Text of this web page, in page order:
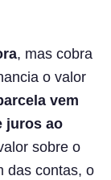
, mas cobra
o valor
vem
juros ao
sobre o
das contas, o